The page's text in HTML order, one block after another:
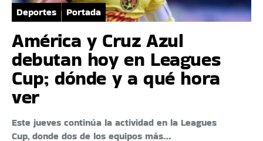
Deportes Portada
América y Cruz Azul
debutan hoy en Leagues
Cup; dónde y a qué hora
ver
Este jueves continúa la actividad en la Leagues
Cup, donde dos de los equipos más…